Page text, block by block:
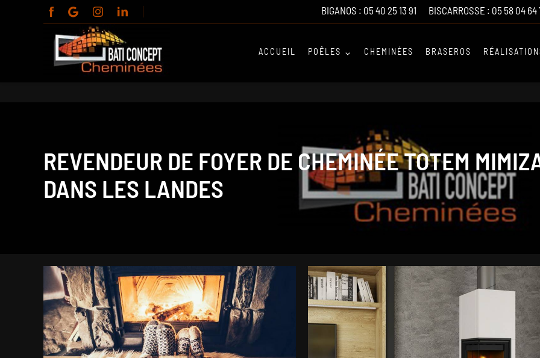
BIGANOS : 05 40 25 13 91 BISCARROSSE : 05 58 04 64
ACCUEIL POÊLES CHEMINÉES BRASEROS
REVENDEUR DE FOYER DE CHEMINÉE TOTEM
DANS LES LANDES
Panneau de gestion des cookies